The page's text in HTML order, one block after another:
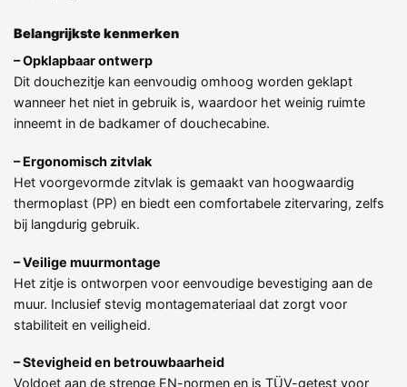
Belangrijkste kenmerken
– Opklapbaar ontwerp
Dit douchezitje kan eenvoudig omhoog worden geklapt
wanneer het niet in gebruik is, waardoor het weinig ruimte
inneemt in de badkamer of douchecabine.
– Ergonomisch zitvlak
Het voorgevormde zitvlak is gemaakt van hoogwaardig
thermoplast (PP) en biedt een comfortabele zitervaring, zelfs
bij langdurig gebruik.
– Veilige muurmontage
Het zitje is ontworpen voor eenvoudige bevestiging aan de
muur. Inclusief stevig montagemateriaal dat zorgt voor
stabiliteit en veiligheid.
– Stevigheid en betrouwbaarheid
Voldoet aan de strenge EN-normen en is TÜV-getest voor